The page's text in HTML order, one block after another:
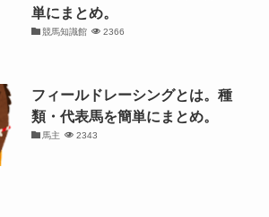
単にまとめ。
競馬知識館 2366
フィールドレーシングとは。種
類・代表馬を簡単にまとめ。
馬主 2343